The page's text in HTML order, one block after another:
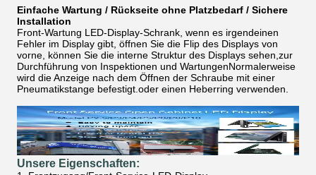
Einfache Wartung / Rückseite ohne Platzbedarf / Sichere
Installation
Front-Wartung LED-Display-Schrank, wenn es irgendeinen
Fehler im Display gibt, öffnen Sie die Flip des Displays von
vorne, können Sie die interne Struktur des Displays sehen,zur
Durchführung von Inspektionen und WartungenNormalerweise
wird die Anzeige nach dem Öffnen der Schraube mit einer
Pneumatikstange befestigt.oder einen Heberring verwenden.
Unsere Eigenschaften: